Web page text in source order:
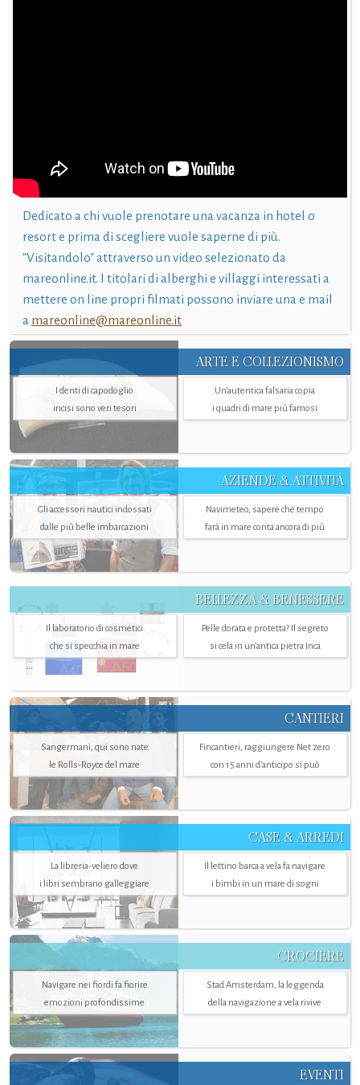
Dedicato a chi vuole prenotare una vacanza in hotel o
resort e prima di scegliere vuole saperne di più.
"Visitandolo" attraverso un video selezionato da
mareonline.it. I titolari di alberghi e villaggi interessati a
mettere on line propri filmati possono inviare una e mail
a mareonline@mareonline.it
ARTE E COLLEZIONISMO
I denti di capodoglio
incisi sono veri tesori
Un’autentica falsaria copia
i quadri di mare più famosi
AZIENDE & ATTIVITÀ
Gli accessori nautici indossati
dalle più belle imbarcazioni
Navimeteo, sapere che tempo
farà in mare conta ancora di più
BELLEZZA & BENESSERE
Il laboratorio di cosmetici
che si specchia in mare
Pelle dorata e protetta? Il segreto
si cela in un’antica pietra Inca
CANTIERI
Sangermani, qui sono nate
le Rolls-Royce del mare
Fincantieri, raggiungere Net zero
con 15 anni d'anticipo si può
CASE & ARREDI
La libreria-veliero dove
i libri sembrano galleggiare
Il lettino barca a vela fa navigare
i bimbi in un mare di sogni
CROCIERE
Navigare nei fiordi fa fiorire
emozioni profondissime
Stad Amsterdam, la leggenda
della navigazione a vela rivive
EVENTI